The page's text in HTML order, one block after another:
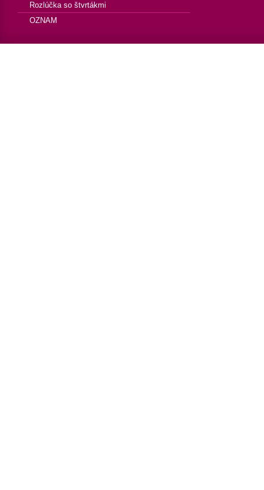
Rozlúčka so štvrtákmi
OZNAM